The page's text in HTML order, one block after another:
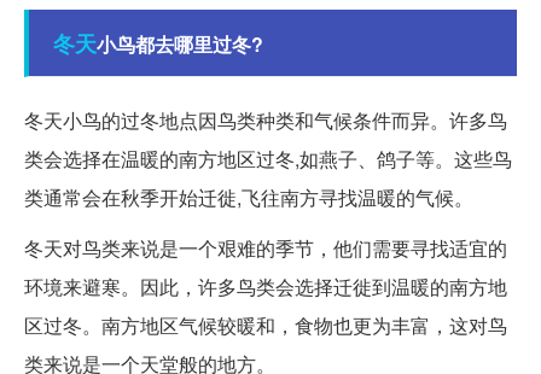
冬天小鸟都去哪里过冬?
冬天小鸟的过冬地点因鸟类种类和气候条件而异。许多鸟
类会选择在温暖的南方地区过冬,如燕子、鸽子等。这些鸟
类通常会在秋季开始迁徙,飞往南方寻找温暖的气候。
冬天对鸟类来说是一个艰难的季节，他们需要寻找适宜的
环境来避寒。因此，许多鸟类会选择迁徙到温暖的南方地
区过冬。南方地区气候较暖和，食物也更为丰富，这对鸟
类来说是一个天堂般的地方。